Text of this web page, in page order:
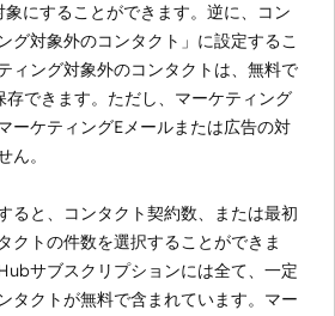
にすることができます。逆に、コン
グ対象外のコンタクト」に設定するこ
ィング対象外のコンタクトは、無料で
存できます。ただし、マーケティング
ーケティングEメールまたは広告の対
ん。
ると、コンタクト契約数、または最初
クトの件数を選択することができま
サブスクリプションには全て、一定
タクトが無料で含まれています。マー